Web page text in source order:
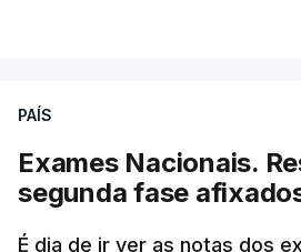
PAÍS
Exames Nacionais.
segunda fase
É dia de ir ver as notas dos